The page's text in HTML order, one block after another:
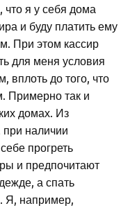
что я у себя дома
и буду платить ему
При этом кассир
для меня условия
вплоть до того, что
Примерно так и
домах. Из
при наличии
прогреть
и предпочитают
а спать
Я, например,